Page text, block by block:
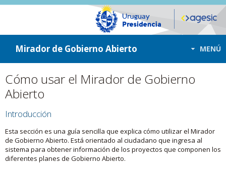
ir a contenido
ir al menú
Mirador de Gobierno Abierto MENÚ
Cómo usar el Mirador de Gobierno
Abierto
Introducción
Esta sección es una guía sencilla que explica cómo utilizar el Mirador
de Gobierno Abierto. Está orientado al ciudadano que ingresa al
sistema para obtener información de los proyectos que componen los
diferentes planes de Gobierno Abierto.